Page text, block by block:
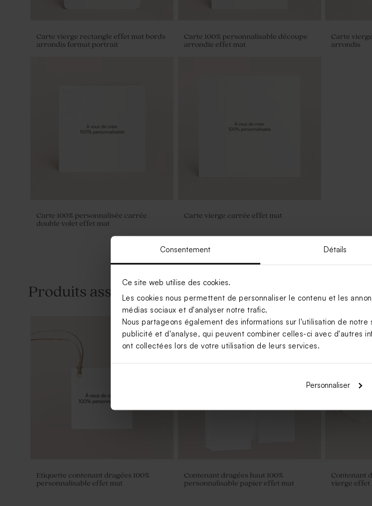
Consentement Détails
Ce site web utilise des cookies.
Les cookies nous permettent de personnaliser le contenu et les
médias sociaux et d'analyser notre trafic.
Nous partageons également des informations sur l'utilisation de
publicité et d'analyse, qui peuvent combiner celles-ci avec d'autres
ont collectées lors de votre utilisation de leurs services.
Personnaliser
Carte vierge rectangle effet mat bords
arrondis format portrait
Carte 100% personnalisable découpe
arrondie effet mat
Carte
arrondis
Carte 100% personnalisée carrée
double volet effet mat
Carte vierge carrée effet mat
Produits associés
Etiquette contenant dragées 100%
personnalisable effet mat
Contenant dragées haut 100%
personnalisable papier effet mat
Contenant
vierge effet